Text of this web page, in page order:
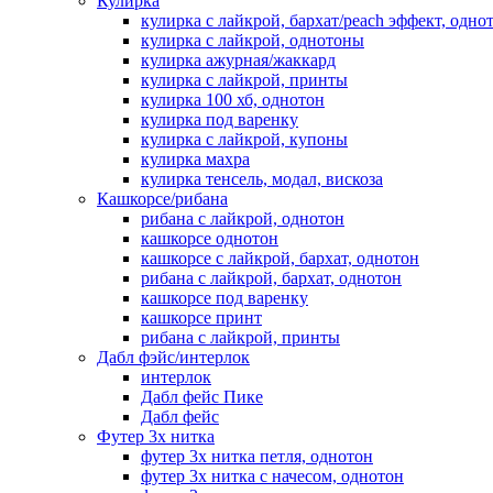
кулирка с лайкрой, бархат/peach эффект,
кулирка с лайкрой, однотоны
кулирка ажурная/жаккард
кулирка с лайкрой, принты
кулирка 100 хб, однотон
кулирка под варенку
кулирка с лайкрой, купоны
кулирка махра
кулирка тенсель, модал, вискоза
Кашкорсе/рибана
рибана с лайкрой, однотон
кашкорсе однотон
кашкорсе с лайкрой, бархат, однотон
рибана с лайкрой, бархат, однотон
кашкорсе под варенку
кашкорсе принт
рибана с лайкрой, принты
Дабл фэйс/интерлок
интерлок
Дабл фейс Пике
Дабл фейс
Футер 3х нитка
футер 3х нитка петля, однотон
футер 3х нитка с начесом, однотон